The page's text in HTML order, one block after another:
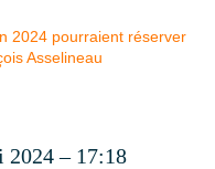
2024 – 17:18